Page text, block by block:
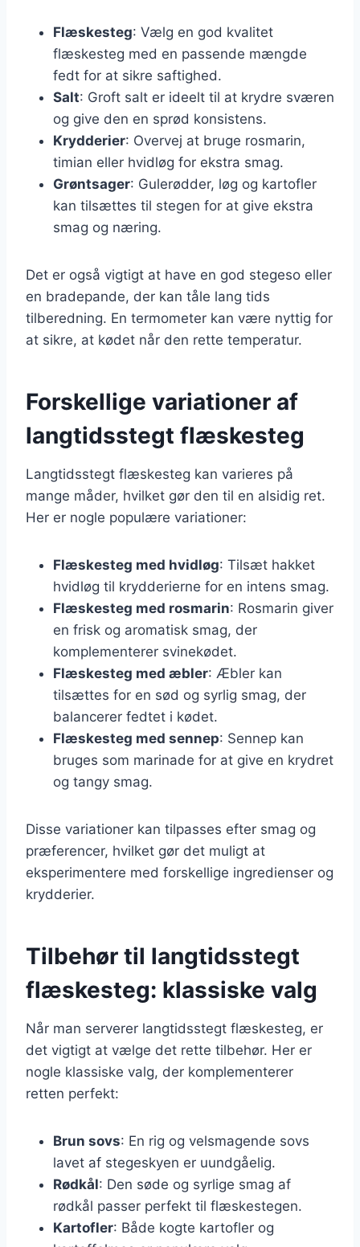
Flæskesteg: Vælg en god kvalitet
flæskesteg med en passende mængde
fedt for at sikre saftighed.
Salt: Groft salt er ideelt til at krydre sværen
og give den en sprød konsistens.
Krydderier: Overvej at bruge rosmarin,
timian eller hvidløg for ekstra smag.
Grøntsager: Gulerødder, løg og kartofler
kan tilsættes til stegen for at give ekstra
smag og næring.
Det er også vigtigt at have en god stegeso eller
en bradepande, der kan tåle lang tids
tilberedning. En termometer kan være nyttig for
at sikre, at kødet når den rette temperatur.
Forskellige variationer af
langtidsstegt flæskesteg
Langtidsstegt flæskesteg kan varieres på
mange måder, hvilket gør den til en alsidig ret.
Her er nogle populære variationer:
Flæskesteg med hvidløg: Tilsæt hakket
hvidløg til krydderierne for en intens smag.
Flæskesteg med rosmarin: Rosmarin giver
en frisk og aromatisk smag, der
komplementerer svinekødet.
Flæskesteg med æbler: Æbler kan
tilsættes for en sød og syrlig smag, der
balancerer fedtet i kødet.
Flæskesteg med sennep: Sennep kan
bruges som marinade for at give en krydret
og tangy smag.
Disse variationer kan tilpasses efter smag og
præferencer, hvilket gør det muligt at
eksperimentere med forskellige ingredienser og
krydderier.
Tilbehør til langtidsstegt
flæskesteg: klassiske valg
Når man serverer langtidsstegt flæskesteg, er
det vigtigt at vælge det rette tilbehør. Her er
nogle klassiske valg, der komplementerer
retten perfekt:
Brun sovs: En rig og velsmagende sovs
lavet af stegeskyen er uundgåelig.
Rødkål: Den søde og syrlige smag af
rødkål passer perfekt til flæskestegen.
Kartofler: Både kogte kartofler og